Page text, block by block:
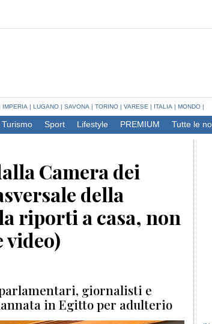
IMPERIA | LUGANO | SAVONA | TORINO | VARESE | ITALIA | MONDO |
Turismo Sport Lifestyle PREMIUM Tutte le
Camera dei
della
riporti a casa, non
video)
giornalisti e
in Egitto per adulterio